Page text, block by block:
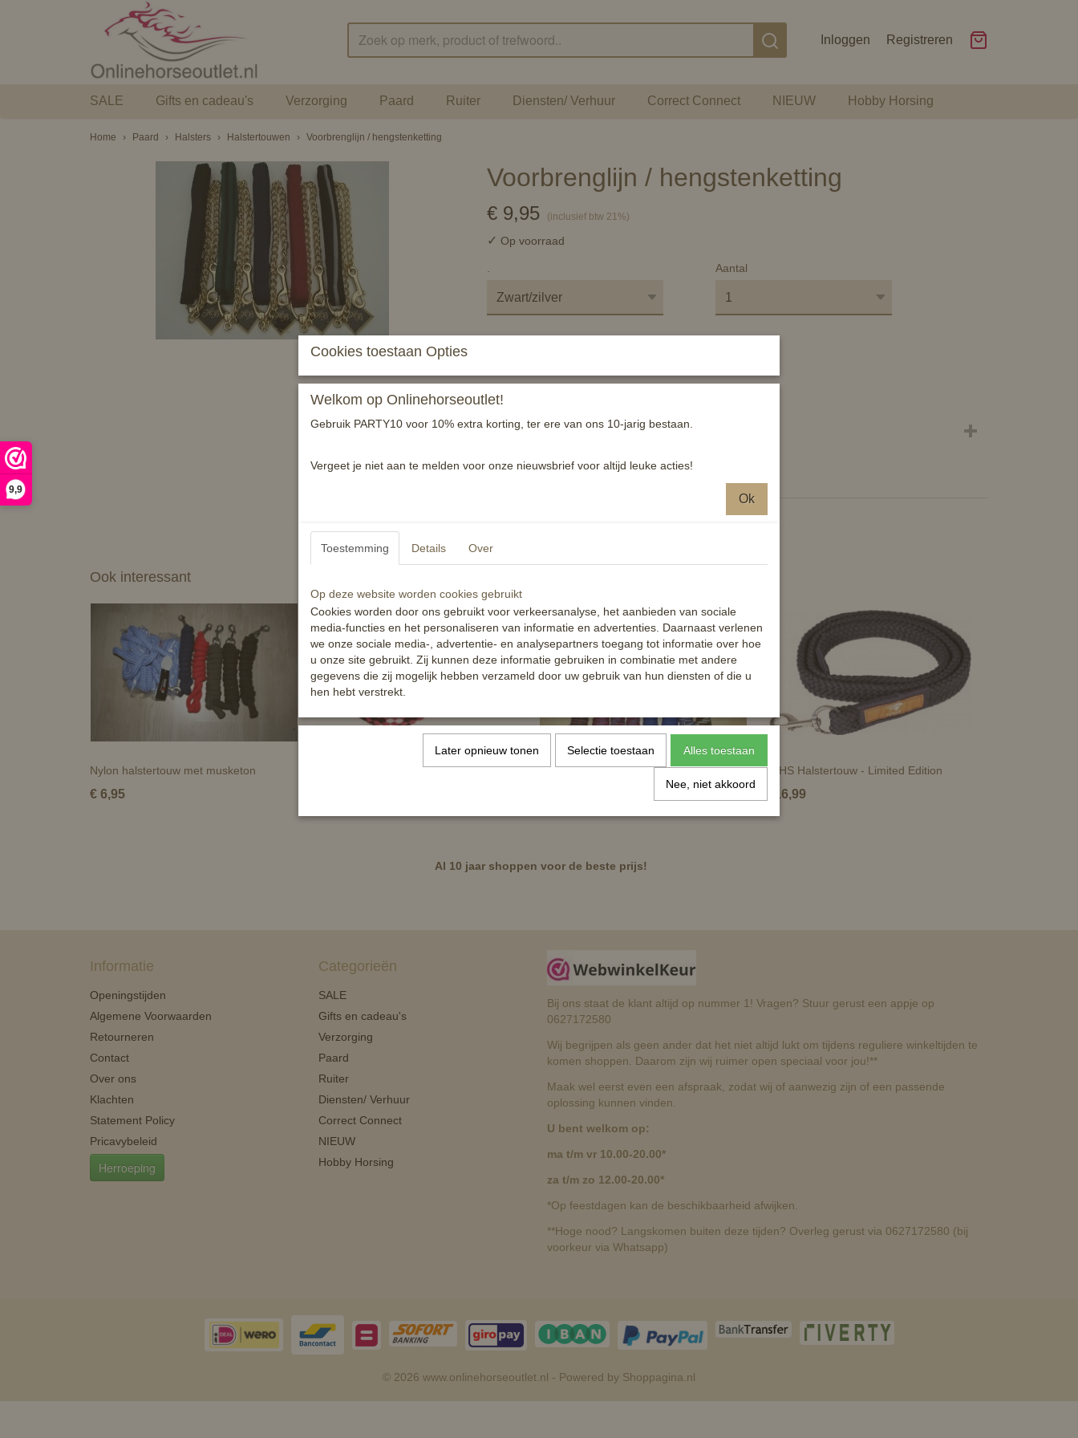
9,9
Inloggen Registreren
SALE Gifts en cadeau's Verzorging Paard Ruiter Diensten/ Verhuur Correct Connect NIEUW Hobby Horsing
Home › Paard › Halsters › Halstertouwen › Voorbrenglijn / hengstenketting
Voorbrenglijn / hengstenketting
€ 9,95 (inclusief btw 21%)
✓ Op voorraad
Aantal
Voorbrenglijn van soft longe
Reacties
Ook interessant
Nylon halstertouw met musketon
€ 6,95
Halstertouw Polo Classic HKM halstertouw gemeleerd KNHS Halstertouw - Limited Edition
€ 16,99
Al 10 jaar shoppen voor de beste prijs!
Informatie
Openingstijden
Algemene Voorwaarden
Retourneren
Contact
Over ons
Klachten
Statement Policy
Pricavybeleid
Herroeping
Categorieën
SALE
Gifts en cadeau's
Verzorging
Paard
Ruiter
Diensten/ Verhuur
Correct Connect
NIEUW
Hobby Horsing
Bij ons staat de klant altijd op nummer 1! Vragen? Stuur gerust een appje op
0627172580
Wij begrijpen als geen ander dat het niet altijd lukt om tijdens reguliere winkeltijden te
komen shoppen. Daarom zijn wij ruimer open speciaal voor jou!**
Maak wel eerst even een afspraak, zodat wij of aanwezig zijn of een passende
oplossing kunnen vinden.
U bent welkom op:
ma t/m vr 10.00-20.00*
za t/m zo 12.00-20.00*
*Op feestdagen kan de beschikbaarheid afwijken.
**Hoge nood? Langskomen buiten deze tijden? Overleg gerust via 0627172580 (bij
voorkeur via Whatsapp)
© 2026 www.onlinehorseoutlet.nl - Powered by Shoppagina.nl
Cookies toestaan Opties
Welkom op Onlinehorseoutlet!
Gebruik PARTY10 voor 10% extra korting, ter ere van ons 10-jarig bestaan.
Vergeet je niet aan te melden voor onze nieuwsbrief voor altijd leuke acties!
Ok
Toestemming Details Over
Op deze website worden cookies gebruikt
Cookies worden door ons gebruikt voor verkeersanalyse, het aanbieden van sociale
media-functies en het personaliseren van informatie en advertenties. Daarnaast verlenen
we onze sociale media-, advertentie- en analysepartners toegang tot informatie over hoe
u onze site gebruikt. Zij kunnen deze informatie gebruiken in combinatie met andere
gegevens die zij mogelijk hebben verzameld door uw gebruik van hun diensten of die u
hen hebt verstrekt.
Later opnieuw tonen Selectie toestaan Alles toestaan
Nee, niet akkoord